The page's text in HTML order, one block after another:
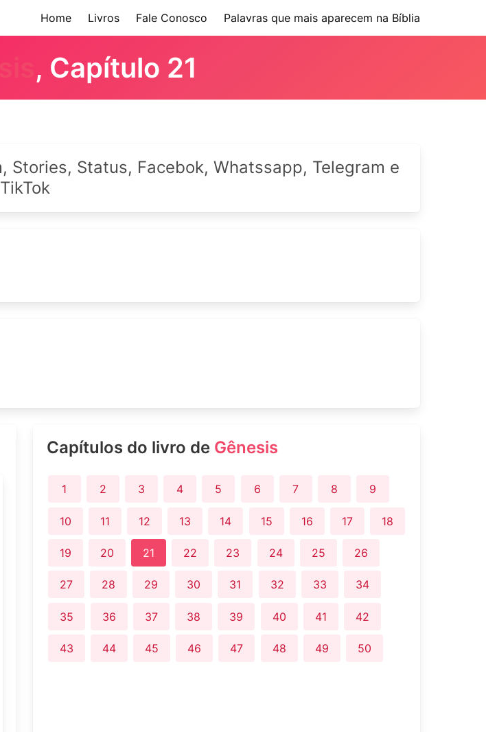
Home Livros Fale Conosco Palavras que mais aparecem na Bíblia
, Capítulo 21
Status, Facebok, Whatssapp, Telegram e
TikTok
Capítulos do livro de Gênesis
1 2 3 4 5 6 7 8 9
10 11 12 13 14 15 16 17 18
19 20 21 22 23 24 25 26
27 28 29 30 31 32 33 34
35 36 37 38 39 40 41 42
43 44 45 46 47 48 49 50